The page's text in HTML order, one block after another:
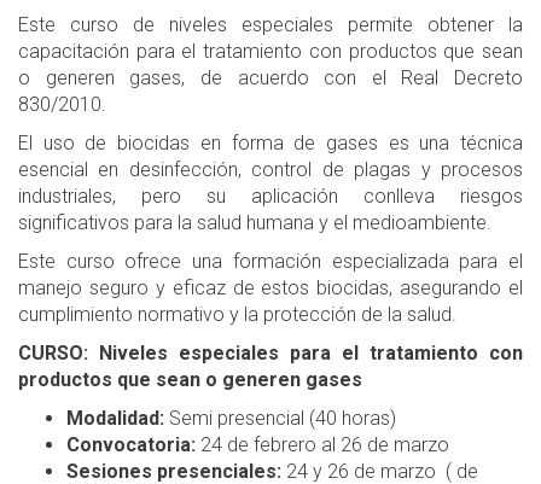
Este curso de niveles especiales permite obtener la
capacitación para el tratamiento con productos que sean
o generen gases, de acuerdo con el Real Decreto
830/2010.
El uso de biocidas en forma de gases es una técnica
esencial en desinfección, control de plagas y procesos
industriales, pero su aplicación conlleva riesgos
significativos para la salud humana y el medioambiente.
Este curso ofrece una formación especializada para el
manejo seguro y eficaz de estos biocidas, asegurando el
cumplimiento normativo y la protección de la salud.
CURSO: Niveles especiales para el tratamiento con
productos que sean o generen gases
Modalidad: Semi presencial (40 horas)
Convocatoria: 24 de febrero al 26 de marzo
Sesiones presenciales: 24 y 26 de marzo ( de